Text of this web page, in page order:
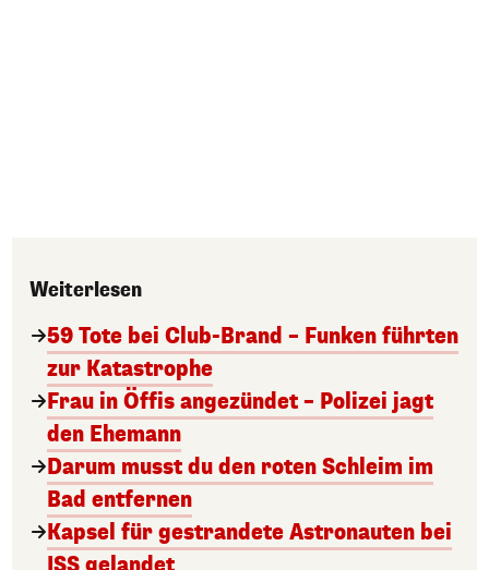
Weiterlesen
59 Tote bei Club-Brand – Funken führten
zur Katastrophe
Frau in Öffis angezündet – Polizei jagt
den Ehemann
Darum musst du den roten Schleim im
Bad entfernen
Kapsel für gestrandete Astronauten bei